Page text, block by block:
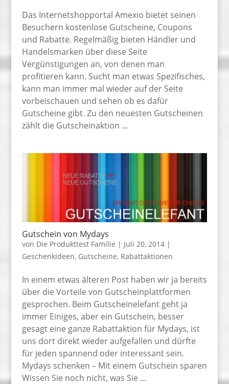
Das Internetshopportal Amexio bietet seinen
Besuchern kostenlose Gutscheine, Coupons
und Rabatte. Regelmäßig bieten Händler und
Handelsmarken über diese Seite
Vergünstigungen an, von denen man
profitieren kann. Sucht man etwas Spezifisches,
kann man immer mal wieder auf der Seite
vorbeischauen und sehen ob es dafür
Gutscheine gibt. Zu den neuesten Gutscheinen
zählt die Gutscheinaktion …
Gutschein von Mydays
von Die Produkttest Familie | Juli 20, 2014|
Geschenkideen, Gutscheine, Rabattaktionen
In einem etwas älteren Post haben wir ja bereits
über die Vorteile von Gutscheinplattformen
gesprochen. Beim Gutscheinelefant geht ja
immer Einiges, aber ein Gutschein, besser
gesagt eine ganze Rabattaktion für Mydays, ist
uns dort direkt wieder aufgefallen und dürfte
für jeden spannend oder interessant sein.
Mydays schenken – Mit einem Gutschein sparen
Wissen Sie noch nicht, was Sie …